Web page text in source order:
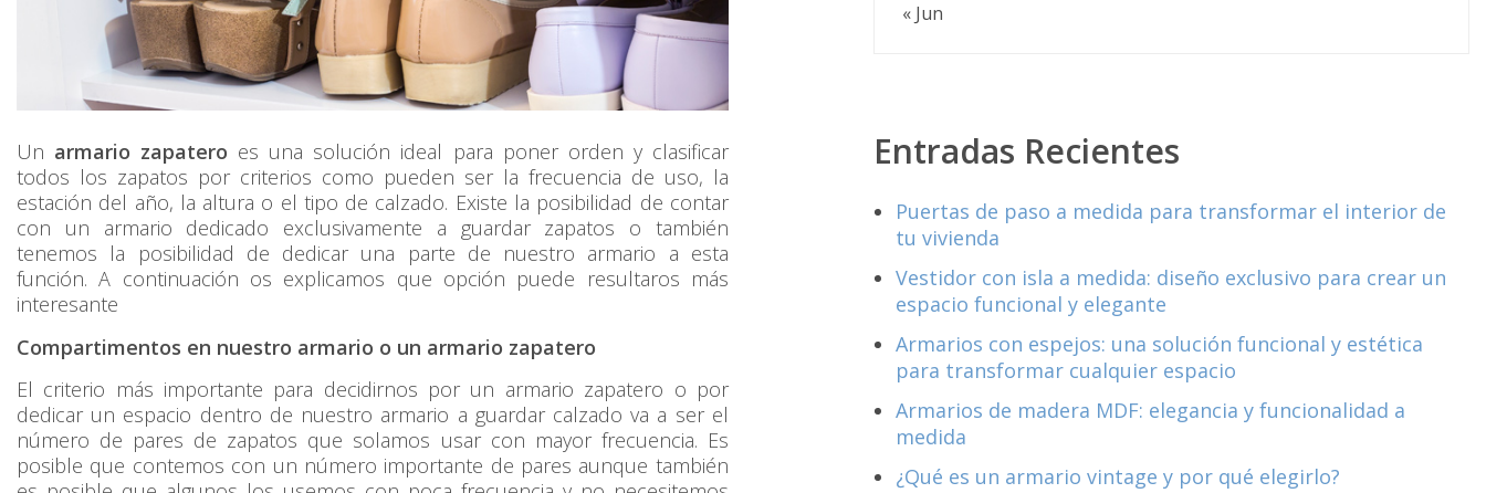
Un armario zapatero es una solución ideal para poner orden y clasificar
todos los zapatos por criterios como pueden ser la frecuencia de uso, la
estación del año, la altura o el tipo de calzado. Existe la posibilidad de contar
con un armario dedicado exclusivamente a guardar zapatos o también
tenemos la posibilidad de dedicar una parte de nuestro armario a esta
función. A continuación os explicamos que opción puede resultaros más
interesante
Compartimentos en nuestro armario o un armario zapatero
El criterio más importante para decidirnos por un armario zapatero o por
dedicar un espacio dentro de nuestro armario a guardar calzado va a ser el
número de pares de zapatos que solamos usar con mayor frecuencia. Es
posible que contemos con un número importante de pares aunque también
« Jun
Entradas Recientes
Puertas de paso a medida para transformar el interior de
tu vivienda
Vestidor con isla a medida: diseño exclusivo para crear un
espacio funcional y elegante
Armarios con espejos: una solución funcional y estética
para transformar cualquier espacio
Armarios de madera MDF: elegancia y funcionalidad a
medida
¿Qué es un armario vintage y por qué elegirlo?